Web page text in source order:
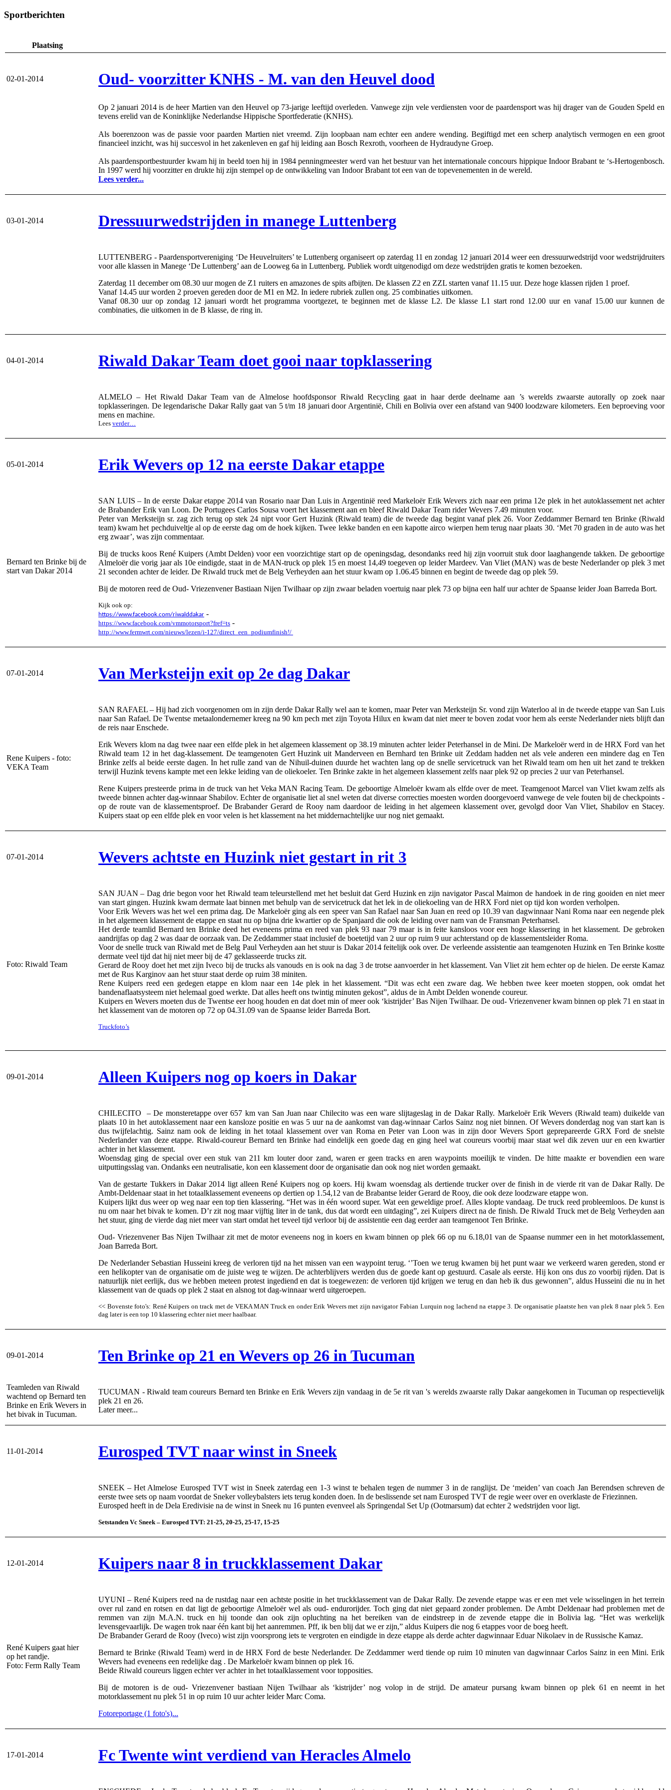
Sportberichten
Plaatsing
02-01-2014 Oud- voorzitter KNHS - M. van den Heuvel dood
Op 2 januari 2014 is de heer Martien van den Heuvel op 73-jarige leeftijd overleden. Vanwege zijn vele verdiensten voor de paardensport was hij drager van de Gouden Speld en
tevens erelid van de Koninklijke Nederlandse Hippische Sportfederatie (KNHS).
Als boerenzoon was de passie voor paarden Martien niet vreemd. Zijn loopbaan nam echter een andere wending. Begiftigd met een scherp analytisch vermogen en een groot
financieel inzicht, was hij succesvol in het zakenleven en gaf hij leiding aan Bosch Rexroth, voorheen de Hydraudyne Groep.
Als paardensportbestuurder kwam hij in beeld toen hij in 1984 penningmeester werd van het bestuur van het internationale concours hippique Indoor Brabant te ‘s-Hertogenbosch.
In 1997 werd hij voorzitter en drukte hij zijn stempel op de ontwikkeling van Indoor Brabant tot een van de topevenementen in de wereld.
Lees verder...
03-01-2014 Dressuurwedstrijden in manege Luttenberg
LUTTENBERG - Paardensportvereniging ‘De Heuvelruiters’ te Luttenberg organiseert op zaterdag 11 en zondag 12 januari 2014 weer een dressuurwedstrijd voor wedstrijdruiters
voor alle klassen in Manege ‘De Luttenberg’ aan de Looweg 6a in Luttenberg. Publiek wordt uitgenodigd om deze wedstrijden gratis te komen bezoeken.
Zaterdag 11 december om 08.30 uur mogen de Z1 ruiters en amazones de spits afbijten. De klassen Z2 en ZZL starten vanaf 11.15 uur. Deze hoge klassen rijden 1 proef.
Vanaf 14.45 uur worden 2 proeven gereden door de M1 en M2. In iedere rubriek zullen ong. 25 combinaties uitkomen.
Vanaf 08.30 uur op zondag 12 januari wordt het programma voortgezet, te beginnen met de klasse L2. De klasse L1 start rond 12.00 uur en vanaf 15.00 uur kunnen de
combinaties, die uitkomen in de B klasse, de ring in.
04-01-2014 Riwald Dakar Team doet gooi naar topklassering
ALMELO – Het Riwald Dakar Team van de Almelose hoofdsponsor Riwald Recycling gaat in haar derde deelname aan ’s werelds zwaarste autorally op zoek naar
topklasseringen. De legendarische Dakar Rally gaat van 5 t/m 18 januari door Argentinië, Chili en Bolivia over een afstand van 9400 loodzware kilometers. Een beproeving voor
mens en machine.
Lees verder…
05-01-2014 Erik Wevers op 12 na eerste Dakar etappe
Bernard ten Brinke bij de
start van Dakar 2014
SAN LUIS – In de eerste Dakar etappe 2014 van Rosario naar Dan Luis in Argentinië reed Markeloër Erik Wevers zich naar een prima 12e plek in het autoklassement net achter
de Brabander Erik van Loon. De Portugees Carlos Sousa voert het klassement aan en bleef Riwald Dakar Team rider Wevers 7.49 minuten voor.
Peter van Merksteijn sr. zag zich terug op stek 24 nipt voor Gert Huzink (Riwald team) die de tweede dag begint vanaf plek 26. Voor Zeddammer Bernard ten Brinke (Riwald
team) kwam het pechduiveltje al op de eerste dag om de hoek kijken. Twee lekke banden en een kapotte airco wierpen hem terug naar plaats 30. ‘Met 70 graden in de auto was het
erg zwaar’, was zijn commentaar.
Bij de trucks koos René Kuipers (Ambt Delden) voor een voorzichtige start op de openingsdag, desondanks reed hij zijn voorruit stuk door laaghangende takken. De geboortige
Almeloër die vorig jaar als 10e eindigde, staat in de MAN-truck op plek 15 en moest 14,49 toegeven op leider Mardeev. Van Vliet (MAN) was de beste Nederlander op plek 3 met
21 seconden achter de leider. De Riwald truck met de Belg Verheyden aan het stuur kwam op 1.06.45 binnen en begint de tweede dag op plek 59.
Bij de motoren reed de Oud- Vriezenvener Bastiaan Nijen Twilhaar op zijn zwaar beladen voertuig naar plek 73 op bijna een half uur achter de Spaanse leider Joan Barreda Bort.
Kijk ook op:
https://www.facebook.com/riwalddakar -
https://www.facebook.com/vmmotorsport?fref=ts -
http://www.fermwrt.com/nieuws/lezen/i-127/direct_een_podiumfinish!/
07-01-2014 Van Merksteijn exit op 2e dag Dakar
Rene Kuipers - foto:
VEKA Team
SAN RAFAEL – Hij had zich voorgenomen om in zijn derde Dakar Rally wel aan te komen, maar Peter van Merksteijn Sr. vond zijn Waterloo al in de tweede etappe van San Luis
naar San Rafael. De Twentse metaalondernemer kreeg na 90 km pech met zijn Toyota Hilux en kwam dat niet meer te boven zodat voor hem als eerste Nederlander niets blijft dan
de reis naar Enschede.
Erik Wevers klom na dag twee naar een elfde plek in het algemeen klassement op 38.19 minuten achter leider Peterhansel in de Mini. De Markeloër werd in de HRX Ford van het
Riwald team 12 in het dag-klassement. De teamgenoten Gert Huzink uit Manderveen en Bernhard ten Brinke uit Zeddam hadden net als vele anderen een mindere dag en Ten
Brinke zelfs al beide eerste dagen. In het rulle zand van de Nihuil-duinen duurde het wachten lang op de snelle servicetruck van het Riwald team om hen uit het zand te trekken
terwijl Huzink tevens kampte met een lekke leiding van de oliekoeler. Ten Brinke zakte in het algemeen klassement zelfs naar plek 92 op precies 2 uur van Peterhansel.
Rene Kuipers presteerde prima in de truck van het Veka MAN Racing Team. De geboortige Almeloër kwam als elfde over de meet. Teamgenoot Marcel van Vliet kwam zelfs als
tweede binnen achter dag-winnaar Shabilov. Echter de organisatie liet al snel weten dat diverse correcties moesten worden doorgevoerd vanwege de vele fouten bij de checkpoints -
op de route van de klassementsproef. De Brabander Gerard de Rooy nam daardoor de leiding in het algemeen klassement over, gevolgd door Van Vliet, Shabilov en Stacey.
Kuipers staat op een elfde plek en voor velen is het klassement na het middernachtelijke uur nog niet gemaakt.
07-01-2014 Wevers achtste en Huzink niet gestart in rit 3
Foto: Riwald Team
SAN JUAN – Dag drie begon voor het Riwald team teleurstellend met het besluit dat Gerd Huzink en zijn navigator Pascal Maimon de handoek in de ring gooiden en niet meer
van start gingen. Huzink kwam dermate laat binnen met behulp van de servicetruck dat het lek in de oliekoeling van de HRX Ford niet op tijd kon worden verholpen.
Voor Erik Wevers was het wel een prima dag. De Markeloër ging als een speer van San Rafael naar San Juan en reed op 10.39 van dagwinnaar Nani Roma naar een negende plek
in het algemeen klassement de etappe en staat nu op bijna drie kwartier op de Spanjaard die ook de leiding over nam van de Fransman Peterhansel.
Het derde teamlid Bernard ten Brinke deed het eveneens prima en reed van plek 93 naar 79 maar is in feite kansloos voor een hoge klassering in het klassement. De gebroken
aandrijfas op dag 2 was daar de oorzaak van. De Zeddammer staat inclusief de boetetijd van 2 uur op ruim 9 uur achterstand op de klassementsleider Roma.
Voor de snelle truck van Riwald met de Belg Paul Verheyden aan het stuur is Dakar 2014 feitelijk ook over. De verleende assistentie aan teamgenoten Huzink en Ten Brinke kostte
dermate veel tijd dat hij niet meer bij de 47 geklasseerde trucks zit.
Gerard de Rooy doet het met zijn Iveco bij de trucks als vanouds en is ook na dag 3 de trotse aanvoerder in het klassement. Van Vliet zit hem echter op de hielen. De eerste Kamaz
met de Rus Karginov aan het stuur staat derde op ruim 38 miniten.
Rene Kuipers reed een gedegen etappe en klom naar een 14e plek in het klassement. “Dit was echt een zware dag. We hebben twee keer moeten stoppen, ook omdat het
bandenaflaatsysteem niet helemaal goed werkte. Dat alles heeft ons twintig minuten gekost”, aldus de in Ambt Delden wonende coureur.
Kuipers en Wevers moeten dus de Twentse eer hoog houden en dat doet min of meer ook ‘kistrijder’ Bas Nijen Twilhaar. De oud- Vriezenvener kwam binnen op plek 71 en staat in
het klassement van de motoren op 72 op 04.31.09 van de Spaanse leider Barreda Bort.
Truckfoto’s
09-01-2014 Alleen Kuipers nog op koers in Dakar
CHILECITO – De monsteretappe over 657 km van San Juan naar Chilecito was een ware slijtageslag in de Dakar Rally. Markeloër Erik Wevers (Riwald team) duikelde van
plaats 10 in het autoklassement naar een kansloze positie en was 5 uur na de aankomst van dag-winnaar Carlos Sainz nog niet binnen. Of Wevers donderdag nog van start kan is
dus twijfelachtig. Sainz nam ook de leiding in het totaal klassement over van Roma en Peter van Loon was in zijn door Wevers Sport geprepareerde GRX Ford de snelste
Nederlander van deze etappe. Riwald-coureur Bernard ten Brinke had eindelijk een goede dag en ging heel wat coureurs voorbij maar staat wel dik zeven uur en een kwartier
achter in het klassement.
Woensdag ging de special over een stuk van 211 km louter door zand, waren er geen tracks en aren waypoints moeilijk te vinden. De hitte maakte er bovendien een ware
uitputtingsslag van. Ondanks een neutralisatie, kon een klassement door de organisatie dan ook nog niet worden gemaakt.
Van de gestarte Tukkers in Dakar 2014 ligt alleen René Kuipers nog op koers. Hij kwam woensdag als dertiende trucker over de finish in de vierde rit van de Dakar Rally. De
Ambt-Deldenaar staat in het totaalklassement eveneens op dertien op 1.54,12 van de Brabantse leider Gerard de Rooy, die ook deze loodzware etappe won.
Kuipers lijkt dus weer op weg naar een top tien klassering. “Het was in één woord super. Wat een geweldige proef. Alles klopte vandaag. De truck reed probleemloos. De kunst is
nu om naar het bivak te komen. D’r zit nog maar vijftig liter in de tank, dus dat wordt een uitdaging”, zei Kuipers direct na de finish. De Riwald Truck met de Belg Verheyden aan
het stuur, ging de vierde dag niet meer van start omdat het teveel tijd verloor bij de assistentie een dag eerder aan teamgenoot Ten Brinke.
Oud- Vriezenvener Bas Nijen Twilhaar zit met de motor eveneens nog in koers en kwam binnen op plek 66 op nu 6.18,01 van de Spaanse nummer een in het motorklassement,
Joan Barreda Bort.
De Nederlander Sebastian Husseini kreeg de verloren tijd na het missen van een waypoint terug. ‘’Toen we terug kwamen bij het punt waar we verkeerd waren gereden, stond er
een helikopter van de organisatie om de juiste weg te wijzen. De achterblijvers werden dus de goede kant op gestuurd. Casale als eerste. Hij kon ons dus zo voorbij rijden. Dat is
natuurlijk niet eerlijk, dus we hebben meteen protest ingediend en dat is toegewezen: de verloren tijd krijgen we terug en dan heb ik dus gewonnen”, aldus Husseini die nu in het
klassement van de quads op plek 2 staat en alsnog tot dag-winnaar werd uitgeroepen.
<< Bovenste foto's: René Kuipers on track met de VEKA MAN Truck en onder Erik Wevers met zijn navigator Fabian Lurquin nog lachend na etappe 3. De organisatie plaatste hen van plek 8 naar plek 5. Een
dag later is een top 10 klassering echter niet meer haalbaar.
09-01-2014 Ten Brinke op 21 en Wevers op 26 in Tucuman
Teamleden van Riwald
wachtend op Bernard ten
Brinke en Erik Wevers in
het bivak in Tucuman.
TUCUMAN - Riwald team coureurs Bernard ten Brinke en Erik Wevers zijn vandaag in de 5e rit van 's werelds zwaarste rally Dakar aangekomen in Tucuman op respectievelijk
plek 21 en 26.
Later meer...
11-01-2014 Eurosped TVT naar winst in Sneek
SNEEK – Het Almelose Eurosped TVT wist in Sneek zaterdag een 1-3 winst te behalen tegen de nummer 3 in de ranglijst. De ‘meiden’ van coach Jan Berendsen schreven de
eerste twee sets op naam voordat de Sneker volleybalsters iets terug konden doen. In de beslissende set nam Eurosped TVT de regie weer over en overklaste de Friezinnen.
Eurosped heeft in de Dela Eredivisie na de winst in Sneek nu 16 punten evenveel als Springendal Set Up (Ootmarsum) dat echter 2 wedstrijden voor ligt.
Setstanden Vc Sneek – Eurosped TVT: 21-25, 20-25, 25-17, 15-25
12-01-2014 Kuipers naar 8 in truckklassement Dakar
René Kuipers gaat hier
op het randje.
Foto: Ferm Rally Team
UYUNI – René Kuipers reed na de rustdag naar een achtste positie in het truckklassement van de Dakar Rally. De zevende etappe was er een met vele wisselingen in het terrein
over rul zand en rotsen en dat ligt de geboortige Almeloër wel als oud- endurorijder. Toch ging dat niet gepaard zonder problemen. De Ambt Deldenaar had problemen met de
remmen van zijn M.A.N. truck en hij toonde dan ook zijn opluchting na het bereiken van de eindstreep in de zevende etappe die in Bolivia lag. “Het was werkelijk
levensgevaarlijk. De wagen trok naar één kant bij het aanremmen. Pff, ik ben blij dat we er zijn,” aldus Kuipers die nog 6 etappes voor de boeg heeft.
De Brabander Gerard de Rooy (Iveco) wist zijn voorsprong iets te vergroten en eindigde in deze etappe als derde achter dagwinnaar Eduar Nikolaev in de Russische Kamaz.
Bernard te Brinke (Riwald Team) werd in de HRX Ford de beste Nederlander. De Zeddammer werd tiende op ruim 10 minuten van dagwinnaar Carlos Sainz in een Mini. Erik
Wevers had eveneens een redelijke dag . De Markeloër kwam binnen op plek 16.
Beide Riwald coureurs liggen echter ver achter in het totaalklassement voor topposities.
Bij de motoren is de oud- Vriezenvener bastiaan Nijen Twilhaar als ‘kistrijder’ nog volop in de strijd. De amateur pursang kwam binnen op plek 61 en neemt in het
motorklassement nu plek 51 in op ruim 10 uur achter leider Marc Coma.
Fotoreportage (1 foto's)...
17-01-2014 Fc Twente wint verdiend van Heracles Almelo